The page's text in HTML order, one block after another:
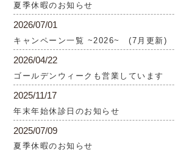
夏季休暇のお知らせ
2026/07/01
キャンペーン一覧 ~2026~ (7月更新)
2026/04/22
ゴールデンウィークも営業しています
2025/11/17
年末年始休診日のお知らせ
2025/07/09
夏季休暇のお知らせ